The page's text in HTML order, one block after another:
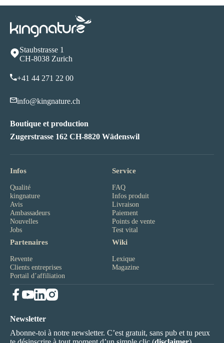
Staubstrasse 1
CH-8038 Zurich
+41 44 271 22 00
info@kingnature.ch
Boutique et production
Zugerstrasse 162 CH-8820 Wädenswil
Infos
Qualité
kingnature
Avis
Ambassadeurs
Nouvelles
Jobs
Service
FAQ
Infos produit
Livraison
Paiement
Points de vente
Test vital
Partenaires
Revente
Clients entreprises
Portail d’affiliation
Wiki
Lexique
Magazine
Newsletter
Abonne-toi à notre newsletter. C’est gratuit, sans pub et tu peux